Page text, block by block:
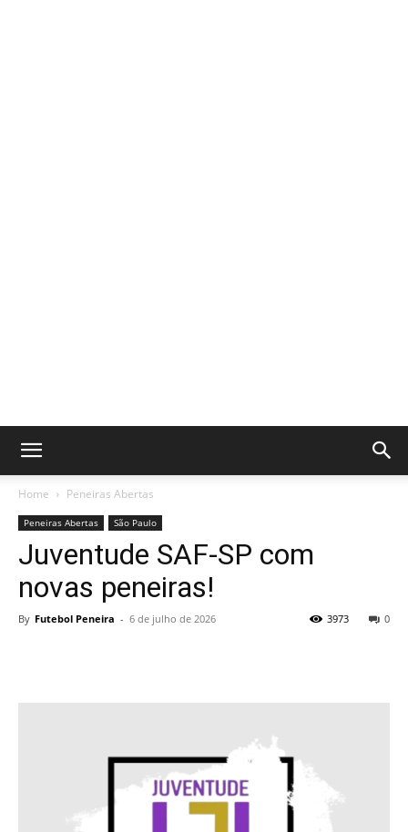
Home Peneiras Abertas
Peneiras Abertas São Paulo
Juventude SAF-SP com
novas peneiras!
By Futebol Peneira - 6 de julho de 2026 0
3973